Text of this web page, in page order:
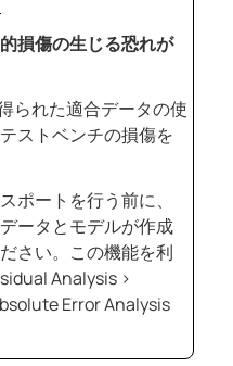
損傷の生じる恐れが
られた適合データの使
ストベンチの損傷を
ポートを行う前に、
ータとモデルが作成
さい。この機能を利
Analysis >
Error Analysis